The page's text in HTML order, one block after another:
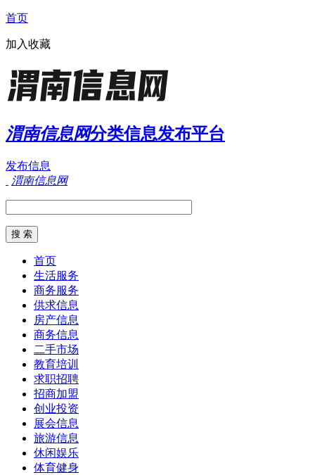
首页
加入收藏
渭南信息网分类信息发布平台
发布信息
渭南信息网
首页
生活服务
商务服务
供求信息
房产信息
商务信息
二手市场
教育培训
求职招聘
招商加盟
创业投资
展会信息
旅游信息
休闲娱乐
体育健身